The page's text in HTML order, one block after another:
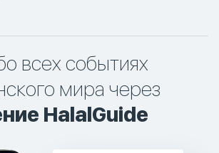
всех событиях
мира через
HalalGuide